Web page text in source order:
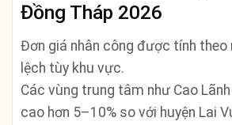
Đồng Tháp 2026
Đơn giá nhân công được tính theo
lệch tùy khu vực.
Các vùng trung tâm như Cao
cao hơn 5–10% so với huyện Lai